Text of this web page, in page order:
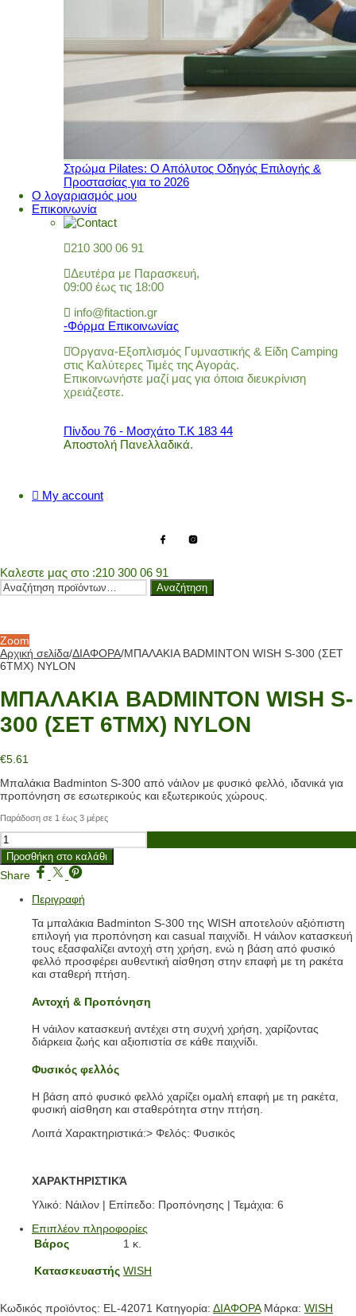
Στρώμα Pilates: Ο Απόλυτος Οδηγός Επιλογής &
Προστασίας για το 2026
Ο λογαριασμός μου
Επικοινωνία
210 300 06 91
Δευτέρα με Παρασκευή,
09:00 έως τις 18:00
info@fitaction.gr
-Φόρμα Επικοινωνίας
Όργανα-Εξοπλισμός Γυμναστικής & Είδη Camping
στις Καλύτερες Τιμές της Αγοράς.
Επικοινωνήστε μαζί μας για όποια διευκρίνιση
χρειάζεστε.
Πίνδου 76 - Μοσχάτο Τ.Κ 183 44
Αποστολή Πανελλαδικά.
My account
Καλεστε μας στο :210 300 06 91
Αναζήτηση
για:
Αναζήτηση
Zoom
Αρχική σελίδα/ΔΙΑΦΟΡΑ/ΜΠΑΛΑΚΙΑ BADMINTON WISH S-300 (ΣΕΤ
6ΤΜΧ) NYLON
ΜΠΑΛΑΚΙΑ BADMINTON WISH S-
300 (ΣΕΤ 6ΤΜΧ) NYLON
€5.61
Μπαλάκια Badminton S-300 από νάιλον με φυσικό φελλό, ιδανικά για
προπόνηση σε εσωτερικούς και εξωτερικούς χώρους.
Παράδοση σε 1 έως 3 μέρες
ΜΠΑΛΑΚΙΑ
BADMINTON
WISH
S-
(ΣΕΤ
NYLON
ποσότητα
Προσθήκη στο καλάθι
Share
Περιγραφή
Τα μπαλάκια Badminton S-300 της WISH αποτελούν αξιόπιστη
επιλογή για προπόνηση και casual παιχνίδι. Η νάιλον κατασκευή
τους εξασφαλίζει αντοχή στη χρήση, ενώ η βάση από φυσικό
φελλό προσφέρει αυθεντική αίσθηση στην επαφή με τη ρακέτα
και σταθερή πτήση.
Αντοχή & Προπόνηση
Η νάιλον κατασκευή αντέχει στη συχνή χρήση, χαρίζοντας
διάρκεια ζωής και αξιοπιστία σε κάθε παιχνίδι.
Φυσικός φελλός
Η βάση από φυσικό φελλό χαρίζει ομαλή επαφή με τη ρακέτα,
φυσική αίσθηση και σταθερότητα στην πτήση.
Λοιπά Χαρακτηριστικά:> Φελός: Φυσικός
ΧΑΡΑΚΤΗΡΙΣΤΙΚΆ
Υλικό: Νάιλον | Επίπεδο: Προπόνησης | Τεμάχια: 6
Επιπλέον πληροφορίες
Βάρος
1 κ.
Κατασκευαστής WISH
Κωδικός προϊόντος: EL-42071 Κατηγορία: ΔΙΑΦΟΡΑ Μάρκα: WISH